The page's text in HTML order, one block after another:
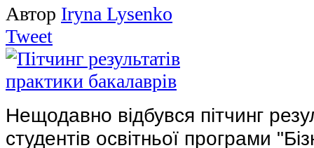
Автор Iryna Lysenko
Tweet
Нещодавно відбувся пітчинг
студентів освітньої програми